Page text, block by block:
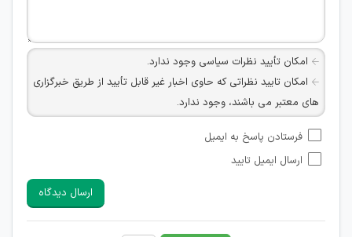
امکان تأیید نظرات سیاسی وجود ندارد.
امکان تایید نظراتی که حاوی اخبار غیر قابل تأیید از طریق خبرگزاری
های معتبر می باشند، وجود ندارد.
شبکه های مجازی ارتباطی می باشند وجود ندارد.
امکان تأیید نظرات کاربرانی که به هر طریقی قصد مأیوس کردن
هرگونه تحریک، تحقیر و کنایه به سایر افراد (مسئول و غیر مسئول)
غیر مجاز می باشد.
فرستادن پاسخ به ایمیل
ارسال ایمیل تایید
ارسال دیدگاه